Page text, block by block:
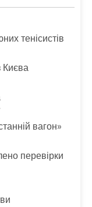
тенісистів
Києва
вагон»
перевірки